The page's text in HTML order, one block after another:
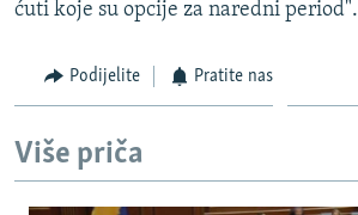
GENOCID U SREBRENICI
TV LIBERTY
POST SCRIPTUM
Sve RFE/RL stranice
ćuti koje su opcije za naredni period".
Podijelite Pratite nas
Više priča